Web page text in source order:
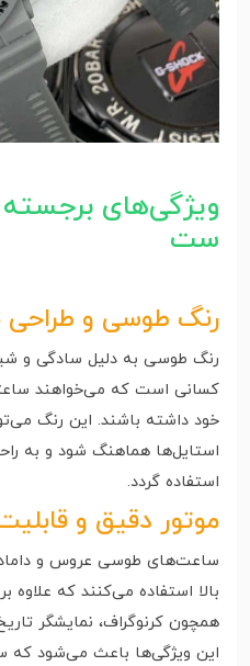
ویژگی‌های
ست
رنگ طوسی و طراحی
رنگ طوسی به دلیل سادگی و
کسانی است که می‌خواهند
خود داشته باشند. این رنگ
استایل‌ها هماهنگ شود و به
استفاده گردد.
موتور دقیق و
ساعت‌های طوسی عروس و داماد
بالا استفاده می‌کنند که علاوه
این ویژگی‌ها باعث می‌شود